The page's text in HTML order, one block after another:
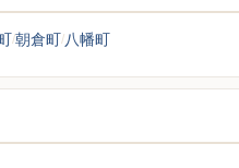
朝倉町 八幡町